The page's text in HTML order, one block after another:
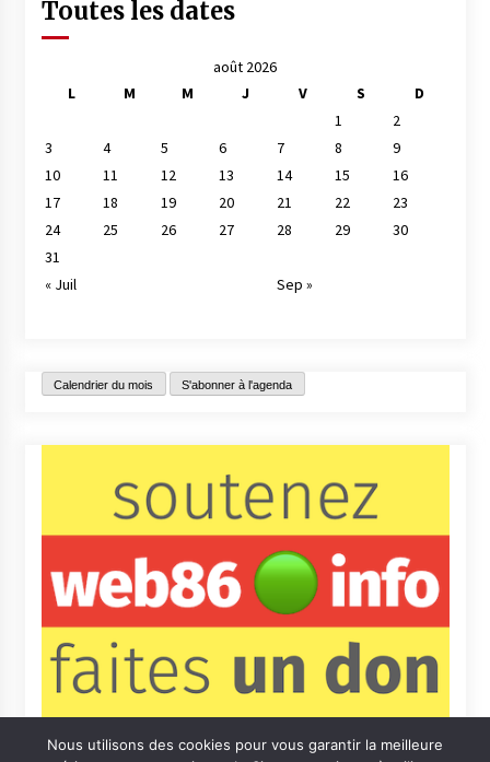
Toutes les dates
août 2026
L
M M J V S
D
1
2
3
4 5 6 7 8
9
10
11 12 13 14 15
16
17
18 19 20 21 22
23
24
25 26 27 28 29
30
31
« Juil
Sep »
Calendrier du mois S'abonner à l'agenda
Nous utilisons des cookies pour vous garantir la meilleure